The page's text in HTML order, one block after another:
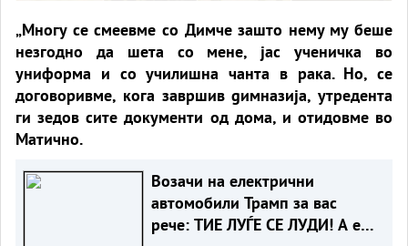
„Многу се смеевме со Димче зашто нему му беше
незгодно да шета со мене, јас ученичка во
униформа и со училишна чанта в рака. Но, се
договоривме, кога завршив gимназија, утредента
ги зедов сите документи од дома, и отидовме во
Матично.
Возачи на електрични
автомобили Трамп за вас
рече: ТИЕ ЛУЃЕ СЕ ЛУДИ! А еве